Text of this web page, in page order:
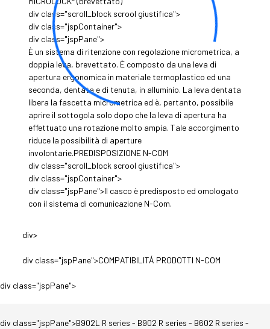
div class="scroll_block scrool giustifica">
div class="jspContainer">
div class="jspPane">
È un sistema di ritenzione con regolazione micrometrica, a
doppia leva, brevettato. È composto da una leva di
apertura ergonomica in materiale termoplastico ed una
seconda, dentata e di tenuta, in alluminio. La leva dentata
libera la fascetta micrometrica ed è, pertanto, possibile
aprire il sottogola solo dopo che la leva di apertura ha
effettuato una rotazione molto ampia. Tale accorgimento
riduce la possibilità di aperture
involontarie.PREDISPOSIZIONE N-COM
div class="scroll_block scrool giustifica">
div class="jspContainer">
div class="jspPane">Il casco è predisposto ed omologato
con il sistema di comunicazione N-Com.
div>
div class="jspPane">COMPATIBILITÁ PRODOTTI N-COM
div class="jspPane">
div class="jspPane">B902L R series - B902 R series - B602 R series -